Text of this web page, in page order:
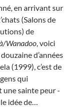
en arrivant sur
(Salons de
de
Wanadoo , voici
d’années
(1999), c’est de
qui
une sainte peur -
idée de…